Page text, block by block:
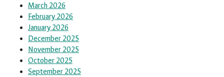
March 2026
February 2026
January 2026
December 2025
November 2025
October 2025
September 2025